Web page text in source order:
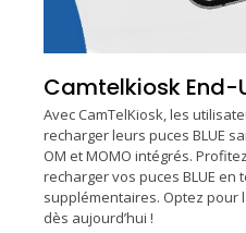
Camtelkiosk End-
Avec CamTelKiosk, les
recharger leurs puces BLUE
OM et MOMO intégrés.
recharger vos puces BLUE
supplémentaires. Optez pour
dès aujourd’hui !